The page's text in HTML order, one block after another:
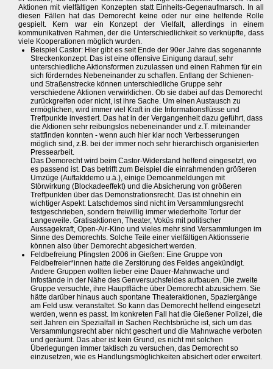
Aktionen mit vielfältigen Konzepten statt Einheits-Gegenaufmarsch. In all
diesen Fällen hat das Demorecht keine oder nur eine helfende Rolle
gespielt. Kern war ein Konzept der Vielfalt, allerdings in einem
kommunikativen Rahmen, der die Unterschiedlichkeit so verknüpfte, dass
viele Kooperationen möglich wurden.
Beispiel Castor: Hier gibt es seit Ende der 90er Jahre das sogenannte
Streckenkonzept. Das ist eine offensive Einigung darauf, sehr
unterschiedliche Aktionsformen zuzulassen und einen Rahmen für ein
sich förderndes Nebeneinander zu schaffen. Entlang der Schienen-
und Straßenstrecke können unterschiedliche Gruppe sehr
verschiedene Aktionen verwirklichen. Ob sie dabei auf das Demorecht
zurückgreifen oder nicht, ist ihre Sache. Um einen Austausch zu
ermöglichen, wird immer viel Kraft in die Informationsflüsse und
Treffpunkte investiert. Das hat in der Vergangenheit dazu geführt, dass
die Aktionen sehr reibungslos nebeneinander und z.T. miteinander
stattfinden konnten - wenn auch hier klar noch Verbesserungen
möglich sind, z.B. bei der immer noch sehr hierarchisch organisierten
Pressearbeit.
Das Demorecht wird beim Castor-Widerstand helfend eingesetzt, wo
es passend ist. Das betrifft zum Beispiel die einrahmenden größeren
Umzüge (Auftaktdemo u.ä.), einige Demoanmeldungen mit
Störwirkung (Blockadeeffekt) und die Absicherung von größeren
Treffpunkten über das Demonstrationsrecht. Das ist ohnehin ein
wichtiger Aspekt: Latschdemos sind nicht im Versammlungsrecht
festgeschrieben, sondern freiwillig immer wiederholte Tortur der
Langeweile. Gratisaktionen, Theater, Voküs mit politischer
Aussagekraft, Open-Air-Kino und vieles mehr sind Versammlungen im
Sinne des Demorechts. Solche Teile einer vielfältigen Aktionsserie
können also über Demorecht abgesichert werden.
Feldbefreiung Pfingsten 2006 in Gießen: Eine Gruppe von
Feldbefreier*innen hatte die Zerstörung des Feldes angekündigt.
Andere Gruppen wollten lieber eine Dauer-Mahnwache und
Infostände in der Nähe des Genversuchsfeldes aufbauen. Die zweite
Gruppe versuchte, ihre Hauptfläche über Demorecht abzusichern. Sie
hätte darüber hinaus auch spontane Theateraktionen, Spaziergänge
am Feld usw. veranstaltet. So kann das Demorecht helfend eingesetzt
werden, wenn es passt. Im konkreten Fall hat die Gießener Polizei, die
seit Jahren ein Spezialfall in Sachen Rechtsbrüche ist, sich um das
Versammlungsrecht aber nicht geschert und die Mahnwache verboten
und geräumt. Das aber ist kein Grund, es nicht mit solchen
Überlegungen immer taktisch zu versuchen, das Demorecht so
einzusetzen, wie es Handlungsmöglichkeiten absichert oder erweitert.